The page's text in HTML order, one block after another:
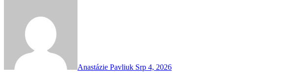
Anastázie Pavliuk Srp 4, 2026